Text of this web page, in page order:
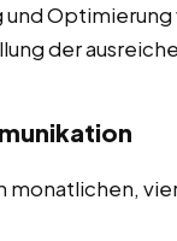
und
der
monatlichen,